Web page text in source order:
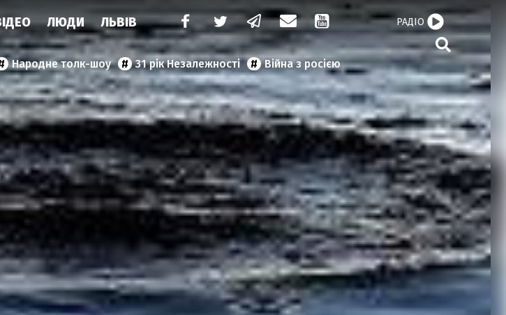
ЛЮДИ ЛЬВІВ
Народне толк-шоу 31 рік Незалежності Війна з росією
РАДІО